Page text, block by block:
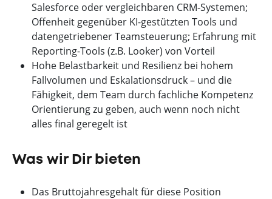
Salesforce oder vergleichbaren CRM-Systemen;
Offenheit gegenüber KI-gestützten Tools und
datengetriebener Teamsteuerung; Erfahrung mit
Reporting-Tools (z.B. Looker) von Vorteil
Hohe Belastbarkeit und Resilienz bei hohem
Fallvolumen und Eskalationsdruck – und die
Fähigkeit, dem Team durch fachliche Kompetenz
Orientierung zu geben, auch wenn noch nicht
alles final geregelt ist
Was wir Dir bieten
Das Bruttojahresgehalt für diese Position